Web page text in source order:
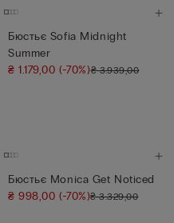
Бюстьє Sofia Midnight
Summer
₴ 1.179,00(-70%)₴ 3.939,00
Бюстьє Monica Get Noticed
₴ 998,00(-70%)₴ 3.329,00